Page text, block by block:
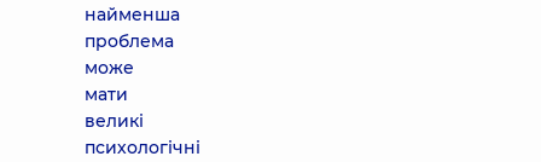
найменша
проблема
може
мати
великі
психологічні